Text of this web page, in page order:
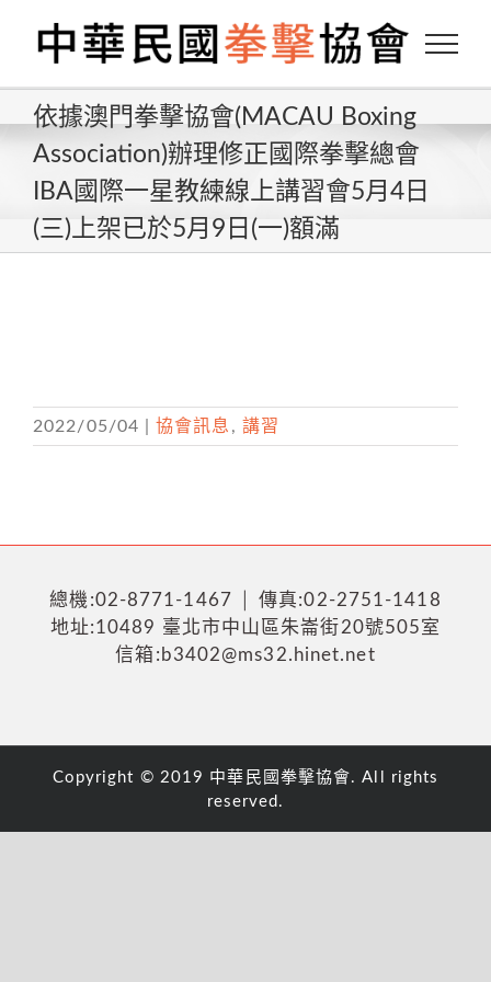
content
依據澳門拳擊協會(MACAU Boxing
Association)辦理修正國際拳擊總會
IBA國際一星教練線上講習會5月4日
(三)上架已於5月9日(一)額滿
2022/05/04 協會訊息 , 講習
總機:02-8771-1467 │ 傳真:02-2751-1418
地址:10489 臺北市中山區朱崙街20號505室
信箱:b3402@ms32.hinet.net
Copyright © 2019 中華民國拳擊協會. All rights
reserved.